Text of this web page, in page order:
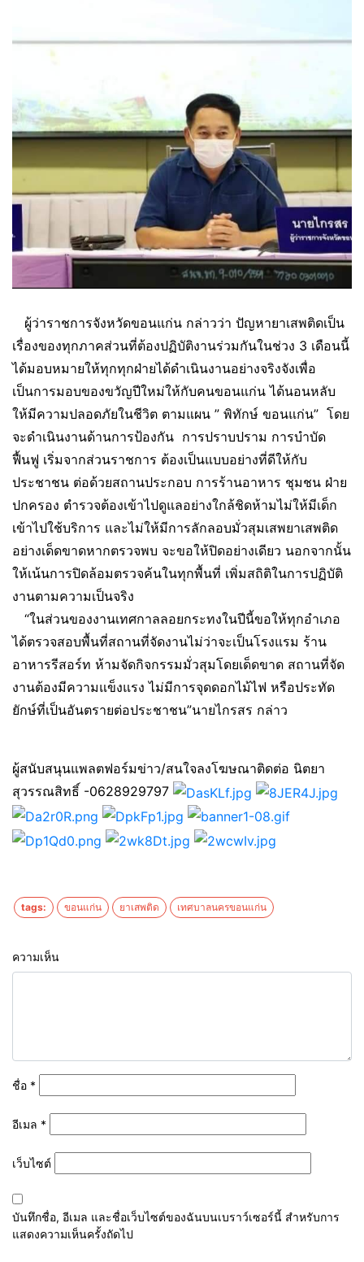
ผู้ว่าราชการจังหวัดขอนแก่น กล่าวว่า ปัญหายาเสพติดเป็น
เรื่องของทุกภาคส่วนที่ต้องปฏิบัติงานร่วมกันในช่วง 3 เดือนนี้
ได้มอบหมายให้ทุกทุกฝ่ายได้ดำเนินงานอย่างจริงจังเพื่อ
เป็นการมอบของขวัญปีใหม่ให้กับคนขอนแก่น ได้นอนหลับ
ให้มีความปลอดภัยในชีวิต ตามแผน ” พิทักษ์ ขอนแก่น” โดย
จะดำเนินงานด้านการป้องกัน การปราบปราม การบำบัด
ฟื้นฟู เริ่มจากส่วนราชการ ต้องเป็นแบบอย่างที่ดีให้กับ
ประชาชน ต่อด้วยสถานประกอบ การร้านอาหาร ชุมชน ฝ่าย
ปกครอง ตำรวจต้องเข้าไปดูแลอย่างใกล้ชิดห้ามไม่ให้มีเด็ก
เข้าไปใช้บริการ และไม่ให้มีการลักลอบมั่วสุมเสพยาเสพติด
อย่างเด็ดขาดหากตรวจพบ จะขอให้ปิดอย่างเดียว นอกจากนั้น
ให้เน้นการปิดล้อมตรวจค้นในทุกพื้นที่ เพิ่มสถิติในการปฏิบัติ
งานตามความเป็นจริง
“ในส่วนของงานเทศกาลลอยกระทงในปีนี้ขอให้ทุกอำเภอ
ได้ตรวจสอบพื้นที่สถานที่จัดงานไม่ว่าจะเป็นโรงแรม ร้าน
อาหารรีสอร์ท ห้ามจัดกิจกรรมมั่วสุมโดยเด็ดขาด สถานที่จัด
งานต้องมีความแข็งแรง ไม่มีการจุดดอกไม้ไฟ หรือประทัด
ยักษ์ที่เป็นอันตรายต่อประชาชน”นายไกรสร กล่าว
ผู้สนับสนุนแพลตฟอร์มข่าว/สนใจลงโฆษณาติดต่อ นิตยา
สุวรรณสิทธิ์ -0628929797
tags: ขอนแก่น ยาเสพติด เทศบาลนครขอนแก่น
ความเห็น
ชื่อ *
อีเมล *
เว็บไซต์
บันทึกชื่อ, อีเมล และชื่อเว็บไซต์ของฉันบนเบราว์เซอร์นี้ สำหรับการ
แสดงความเห็นครั้งถัดไป